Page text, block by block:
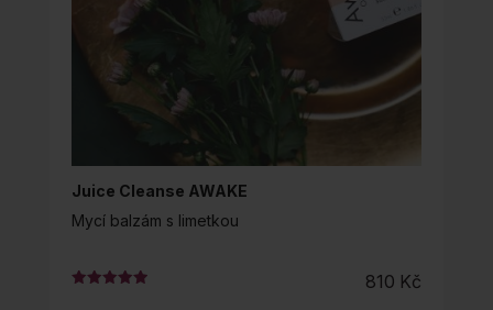
Juice Cleanse AWAKE
Mycí balzám s limetkou
810 Kč